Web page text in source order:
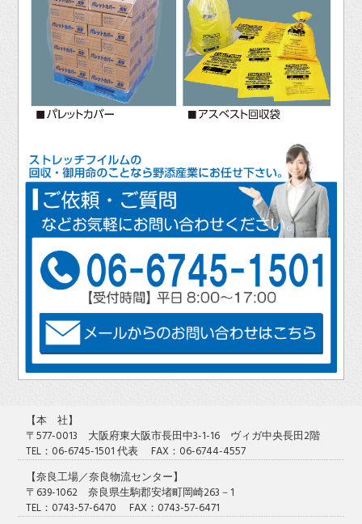
【本 社】
〒577-0013 大阪府東大阪市長田中3-1-16 ヴィガ中央長田2階
TEL：06-6745-1501 代表 FAX：06-6744-4557
【奈良工場／奈良物流センター】
〒639-1062 奈良県生駒郡安堵町岡崎263－1
TEL：0743-57-6470 FAX：0743-57-6471